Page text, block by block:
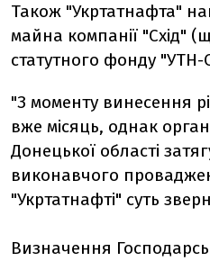
Також "Укртатнафта"
майна компанії "Схід"
статутного фонду "УТН-
"З моменту винесення
вже місяць, однак
Донецької області
виконавчого
"Укртатнафті" суть
Визначення